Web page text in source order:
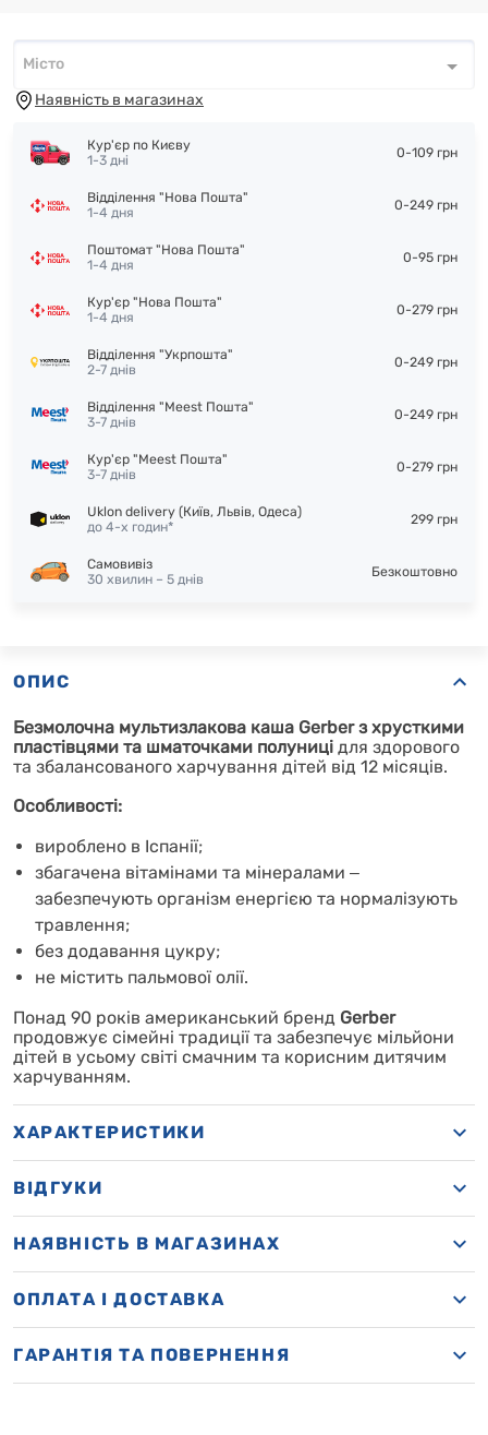
Місто*
Місто
Наявність в магазинах
Кур'єр по Києву
1-3 дні
0-109 грн
Відділення "Нова Пошта"
1-4 дня
0-249 грн
Поштомат "Нова Пошта"
1-4 дня
0-95 грн
Кур'єр "Нова Пошта"
1-4 дня
0-279 грн
Відділення "Укрпошта"
2-7 днів
0-249 грн
Відділення "Meest Пошта"
3-7 днів
0-249 грн
Кур'єр "Meest Пошта"
3-7 днів
0-279 грн
Uklon delivery (Київ, Львів, Одеса)
до 4-х годин*
299 грн
Самовивіз
30 хвилин – 5 днів
Безкоштовно
ОПИС
Безмолочна мультизлакова каша Gerber з хрусткими
пластівцями та шматочками полуниці для здорового
та збалансованого харчування дітей від 12 місяців.
Особливості:
вироблено в Іспанії;
збагачена вітамінами та мінералами ‒
забезпечують організм енергією та нормалізують
травлення;
без додавання цукру;
не містить пальмової олії.
Понад 90 років американський бренд Gerber
продовжує сімейні традиції та забезпечує мільйони
дітей в усьому світі смачним та корисним дитячим
харчуванням.
ХАРАКТЕРИСТИКИ
ВІДГУКИ
НАЯВНІСТЬ В МАГАЗИНАХ
OПЛАТА І ДОСТАВКА
ГАРАНТІЯ ТА ПОВЕРНЕННЯ